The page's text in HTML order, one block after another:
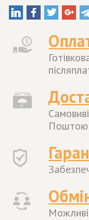
Поштою